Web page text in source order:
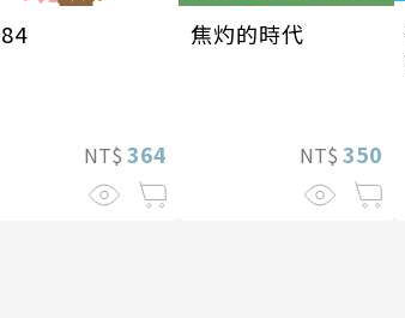
NT$ 364
焦灼的時代
NT$ 350